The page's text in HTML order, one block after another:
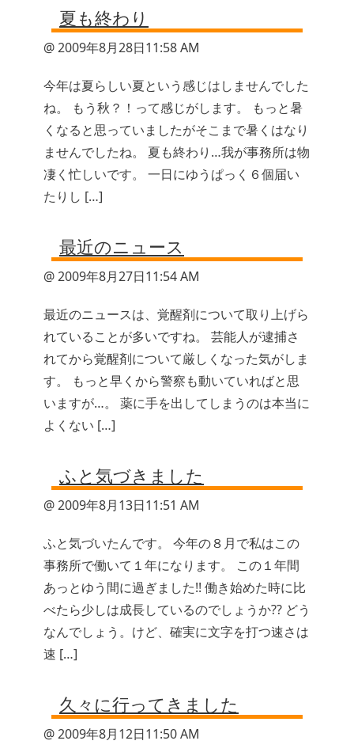
夏も終わり
@ 2009年8月28日11:58 AM
今年は夏らしい夏という感じはしませんでした
ね。 もう秋？！って感じがします。 もっと暑
くなると思っていましたがそこまで暑くはなり
ませんでしたね。 夏も終わり…我が事務所は物
凄く忙しいです。 一日にゆうぱっく６個届い
たりし […]
最近のニュース
@ 2009年8月27日11:54 AM
最近のニュースは、覚醒剤について取り上げら
れていることが多いですね。 芸能人が逮捕さ
れてから覚醒剤について厳しくなった気がしま
す。 もっと早くから警察も動いていればと思
いますが…。 薬に手を出してしまうのは本当に
よくない […]
ふと気づきました
@ 2009年8月13日11:51 AM
ふと気づいたんです。 今年の８月で私はこの
事務所で働いて１年になります。 この１年間
あっとゆう間に過ぎました!! 働き始めた時に比
べたら少しは成長しているのでしょうか?? どう
なんでしょう。けど、確実に文字を打つ速さは
速 […]
久々に行ってきました
@ 2009年8月12日11:50 AM